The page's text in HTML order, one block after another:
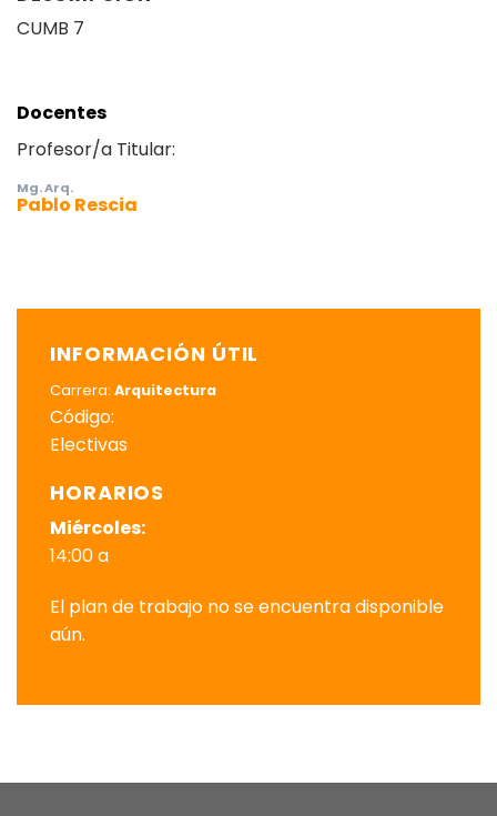
CUMB 7
Docentes
Profesor/a Titular:
Mg. Arq.
Pablo Rescia
INFORMACIÓN ÚTIL
Carrera: Arquitectura
Código:
Electivas
HORARIOS
Miércoles:
14:00 a
El plan de trabajo no se encuentra disponible
aún.